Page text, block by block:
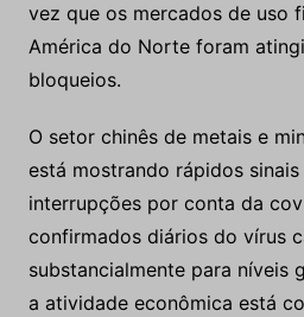
vez que os mercados de uso
América do Norte foram
bloqueios.
O setor chinês de metais e
está mostrando rápidos
interrupções por conta da
confirmados diários do vírus
substancialmente para níveis
a atividade econômica está